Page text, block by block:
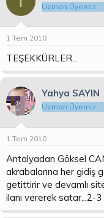
Uzman Üyemiz
1 Tem 2010
TEŞEKKÜRLER...
Yahya SAYIN
Uzman Üyemiz
1 Tem 2010
Antalyadan Göksel
akrabalarına her gidiş
getittirir ve devamlı
ilanı vererek satar...2-